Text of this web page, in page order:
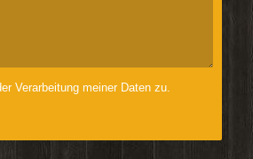
Verarbeitung meiner Daten zu.